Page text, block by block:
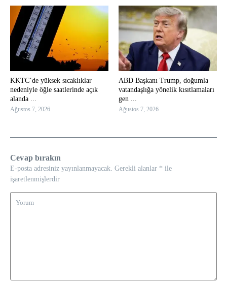
KKTC’de yüksek sıcaklıklar
nedeniyle öğle saatlerinde açık
alanda ...
Ağustos 7, 2026
ABD Başkanı Trump, doğumla
vatandaşlığa yönelik kısıtlamaları
gen ...
Ağustos 7, 2026
Cevap bırakın
E-posta adresiniz yayınlanmayacak. Gerekli alanlar * ile
işaretlenmişlerdir